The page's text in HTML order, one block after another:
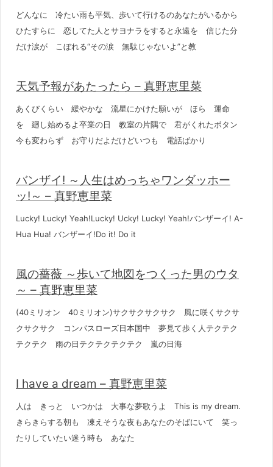
どんなに 冷たい雨も平気、歩いて行けるのあなたがいるから
ひたすらに 恋してた人とサヨナラをすると永遠を 信じた分
だけ涙が こぼれる“その涙 無駄じゃないよ”と教
天気予報があたったら – 真野恵里菜
あくびくらい 緩やかな 流星にかけた願いが ほら 運命
を 廻し始めるよ卒業の日 教室の片隅で 君がくれたボタン
今も変わらず お守りだよだけどいつも 電話ばかり
バンザイ! ～人生はめっちゃワンダッホー
ッ!～ – 真野恵里菜
Lucky! Lucky! Yeah!Lucky! Ucky! Lucky! Yeah!バンザーイ! A-
Hua Hua! バンザーイ!Do it! Do it
風の薔薇 ～歩いて地図をつくった男のウタ
～ – 真野恵里菜
(40ミリオン 40ミリオン)サクサクサクサク 風に咲くサクサ
クサクサク コンパスローズ日本国中 夢見て歩く人テクテク
テクテク 雨の日テクテクテクテク 嵐の日海
I have a dream – 真野恵里菜
人は きっと いつかは 大事な夢歌うよ This is my dream.
きらきらする朝も 凍えそうな夜もあなたのそばにいて 笑っ
たりしていたい迷う時も あなた